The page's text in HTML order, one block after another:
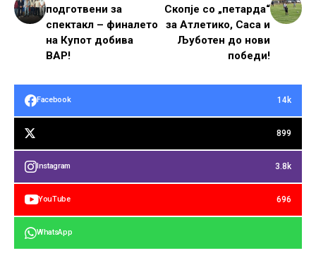
подготвени за
спектакл – финалето
на Купот добива
ВАР!
Скопје со „петарда“
за Атлетико, Саса и
Љуботен до нови
победи!
Facebook 14k
899
Instagram 3.8k
YouTube 696
WhatsApp